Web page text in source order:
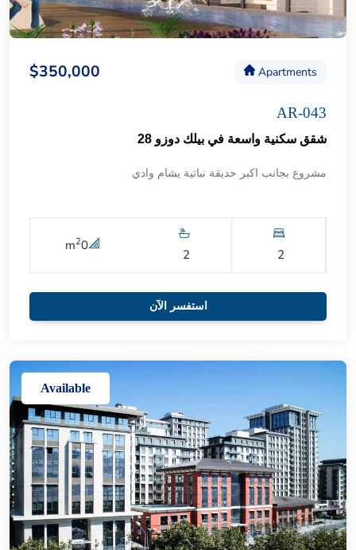
Apartments
$350,000
AR-043
شقق سكنية واسعة في بيلك دوزو 28
مشروع بجانب اكبر حديقة نباتية يشام وادي
2
2
0
m2
استفسر الآن
Available